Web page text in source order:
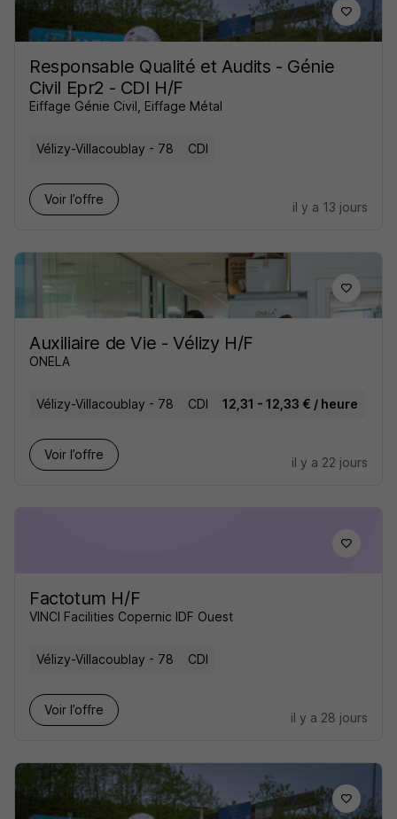
Responsable Qualité et Audits - Génie
Civil Epr2 - CDI H/F
Eiffage Génie Civil, Eiffage Métal
Vélizy-Villacoublay - 78 CDI
Voir l’offre
il y a 13 jours
Auxiliaire de Vie - Vélizy H/F
ONELA
Vélizy-Villacoublay - 78 CDI 12,31 - 12,33 € / heure
Voir l’offre
il y a 22 jours
Factotum H/F
VINCI Facilities Copernic IDF Ouest
Vélizy-Villacoublay - 78 CDI
Voir l’offre
il y a 28 jours